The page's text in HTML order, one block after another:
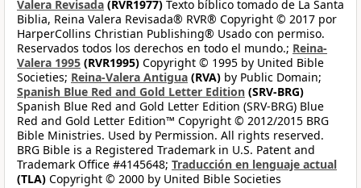
Valera Revisada (RVR1977) Texto bíblico tomado de La Santa
Biblia, Reina Valera Revisada® RVR® Copyright © 2017 por
HarperCollins Christian Publishing® Usado con permiso.
Reservados todos los derechos en todo el mundo.; Reina-
Valera 1995 (RVR1995) Copyright © 1995 by United Bible
Societies; Reina-Valera Antigua (RVA) by Public Domain;
Spanish Blue Red and Gold Letter Edition (SRV-BRG)
Spanish Blue Red and Gold Letter Edition (SRV-BRG) Blue
Red and Gold Letter Edition™ Copyright © 2012/2015 BRG
Bible Ministries. Used by Permission. All rights reserved.
BRG Bible is a Registered Trademark in U.S. Patent and
Trademark Office #4145648; Traducción en lenguaje actual
(TLA) Copyright © 2000 by United Bible Societies